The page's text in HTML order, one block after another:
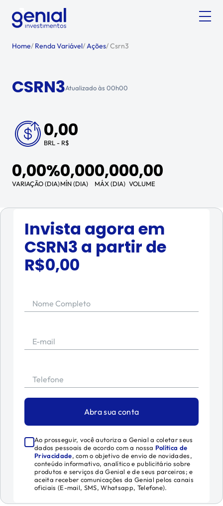
Home/ Renda Variável/Ações/Csrn3
CSRN3Atualizado às 00h00
0,00
BRL - R$
0,00%
VARIAÇÃO (DIA)
0,00
MÍN (DIA)
0,00
MÁX (DIA)
0,00
VOLUME
Invista agora em
CSRN3 a partir de
R$0,00
Nome Completo
E-mail
Telefone
Abra sua conta
Ao prosseguir, você autoriza a Genial a coletar seus
dados pessoais de acordo com a nossa Política de
Privacidade, com o objetivo de envio de novidades,
conteúdo informativo, analítico e publicitário sobre
produtos e serviços da Genial e de seus parceiros; e
aceita receber comunicações da Genial pelos canais
oficiais (E-mail, SMS, Whatsapp, Telefone).